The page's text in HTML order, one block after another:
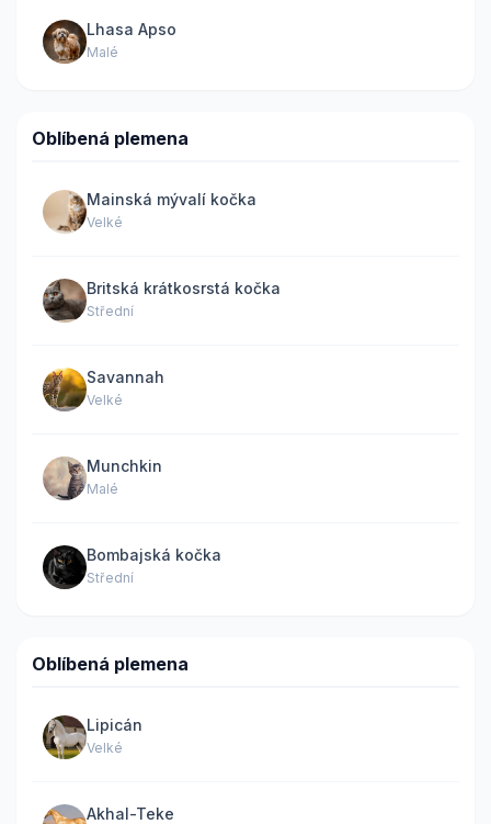
Lhasa Apso
Malé
Oblíbená plemena
Mainská mývalí kočka
Velké
Britská krátkosrstá kočka
Střední
Savannah
Velké
Munchkin
Malé
Bombajská kočka
Střední
Oblíbená plemena
Lipicán
Velké
Akhal-Teke